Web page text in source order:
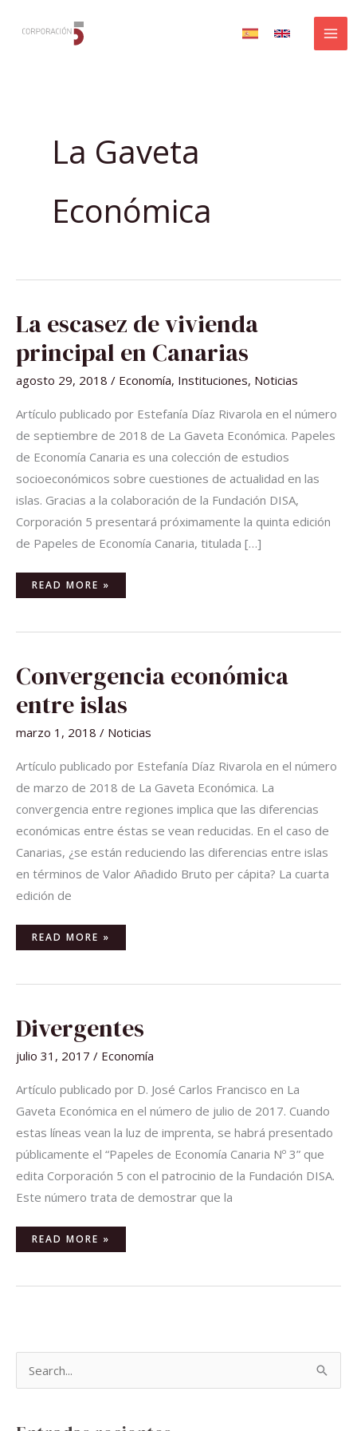
La Gaveta
Económica
La escasez de vivienda
principal en Canarias
agosto 29, 2018 / Economía, Instituciones, Noticias
Artículo publicado por Estefanía Díaz Rivarola en el número
de septiembre de 2018 de La Gaveta Económica. Papeles
de Economía Canaria es una colección de estudios
socioeconómicos sobre cuestiones de actualidad en las
islas. Gracias a la colaboración de la Fundación DISA,
Corporación 5 presentará próximamente la quinta edición
de Papeles de Economía Canaria, titulada […]
ESCASEZ
DE
VIVIENDA
PRINCIPAL
EN
CANARIAS
READ MORE »
Convergencia económica
entre islas
marzo 1, 2018 / Noticias
Artículo publicado por Estefanía Díaz Rivarola en el número
de marzo de 2018 de La Gaveta Económica. La
convergencia entre regiones implica que las diferencias
económicas entre éstas se vean reducidas. En el caso de
Canarias, ¿se están reduciendo las diferencias entre islas
en términos de Valor Añadido Bruto per cápita? La cuarta
edición de
ECONÓMICA
ENTRE
READ MORE »
Divergentes
julio 31, 2017 / Economía
Artículo publicado por D. José Carlos Francisco en La
Gaveta Económica en el número de julio de 2017. Cuando
estas líneas vean la luz de imprenta, se habrá presentado
públicamente el “Papeles de Economía Canaria Nº 3” que
edita Corporación 5 con el patrocinio de la Fundación DISA.
Este número trata de demostrar que la
DIVERGENTES
READ MORE »